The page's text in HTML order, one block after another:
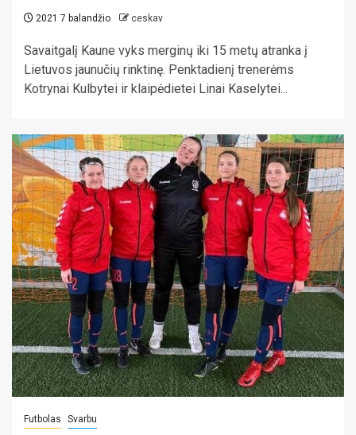
2021 7 balandžio ceskav
Savaitgalį Kaune vyks merginų iki 15 metų atranka į
Lietuvos jaunučių rinktinę. Penktadienį trenerėms
Kotrynai Kulbytei ir klaipėdietei Linai Kaselytei...
Futbolas Svarbu